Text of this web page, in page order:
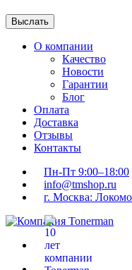
О компании
Качество
Новости
Гарантии
Блог
Оплата
Доставка
Отзывы
Контакты
Пн-Пт 9:00–18:00
info@tmshop.ru
г. Москва: